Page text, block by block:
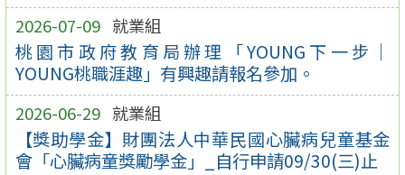
2026-07-09 就業組
桃園市政府教育局辦理「YOUNG下一步｜
YOUNG桃職涯趣」有興趣請報名參加。
2026-06-29 就業組
【獎助學金】財團法人中華民國心臟病兒童基金
會「心臟病童獎勵學金」_自行申請09/30(三)止